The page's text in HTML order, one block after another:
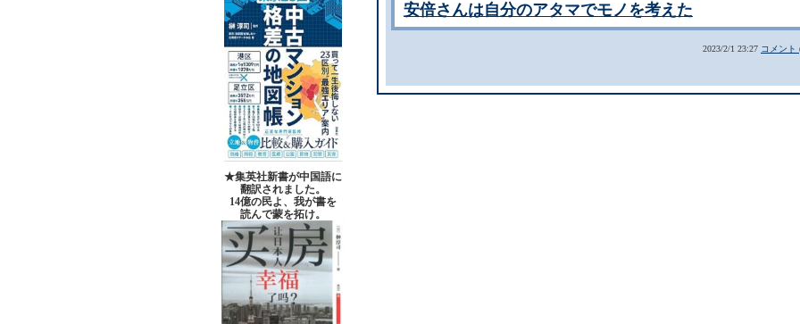
★集英社新書が中国語に
翻訳されました。
14億の民よ、我が書を
読んで蒙を拓け。
安倍さんは自分のアタマでモノを考えた
2023/2/1 23:27 コメント